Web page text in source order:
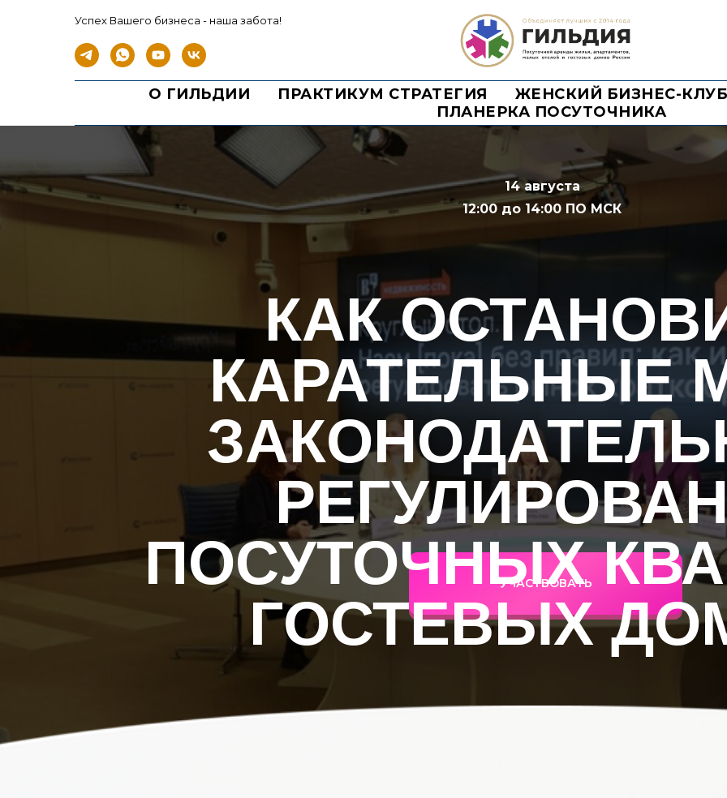
Успех Вашего бизнеса - наша забота!
О ГИЛЬДИИ ПРАКТИКУМ СТРАТЕГИЯ
ЖЕНСКИЙ БИЗНЕС-
ПЛАНЕРКА ПОСУТОЧНИКА
14 августа
12:00 до 14:00 ПО МСК
УЧАСТВОВАТЬ
КАК
КАРАТЕЛЬНЫЕ
ПОСУТОЧНЫХ
ГОСТЕВЫХ